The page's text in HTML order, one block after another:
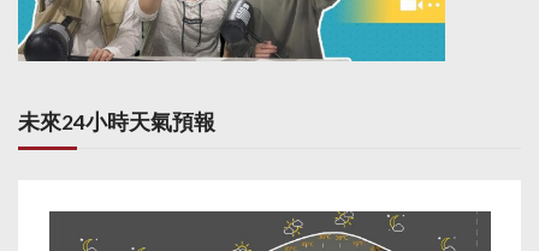
未來24小時天氣預報